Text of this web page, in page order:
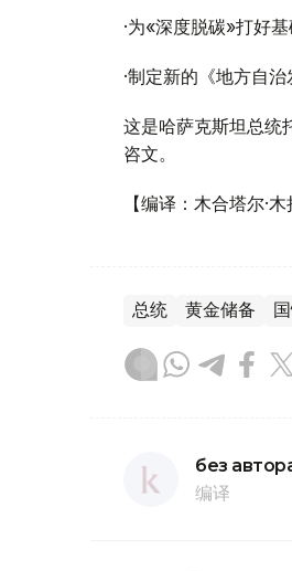
·为«深度脱碳»打好
·制定新的《地方自治
这是哈萨克斯坦总统
咨文。
【编译：木合塔尔·木
总统 黄金储备
без
编译